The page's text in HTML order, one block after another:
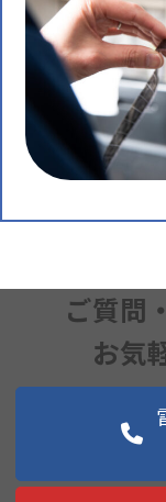
ご質問
お気